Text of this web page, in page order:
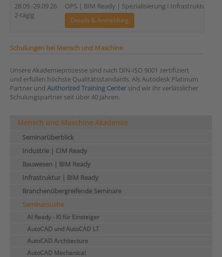
28.09.-29.09.26
2-tägig
OPS | BIM Ready | Spezialisierung I Infrastruktur –
Details & Anmeldung
Schulungen bei Mensch und Maschine
Unsere Akademieprozesse sind nach DIN-ISO 9001 zertifiziert
und erfüllen höchste Qualitätsstandards. Als Autodesk Platinum
Partner und Authorized Training Centersind wir Ihr verlässlicher
Schulungspartner seit über 40 Jahren.
Mensch und Maschine Akademie
Seminarüberblick
Industrie | CIM Ready
Bauwesen | BIM Ready
Infrastruktur | BIM Ready
Branchenübergreifende Seminare
Seminarsuche
AI Ready - KI für Einsteiger
AutoCAD und AutoCAD LT
AutoCAD Architecture
AutoCAD Mechanical